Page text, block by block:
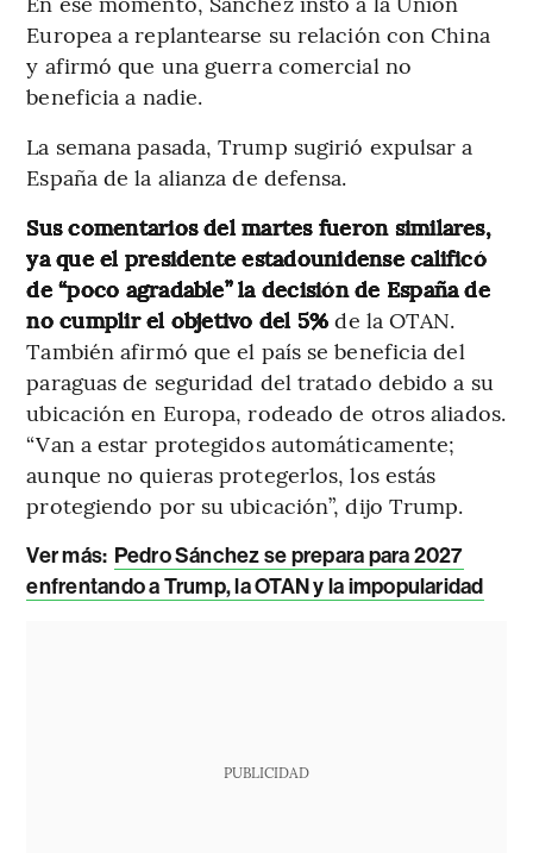
Europea a replantearse su relación con China
y afirmó que una guerra comercial no
beneficia a nadie.
La semana pasada, Trump sugirió expulsar a
España de la alianza de defensa.
Sus comentarios del martes fueron similares,
ya que el presidente estadounidense calificó
de “poco agradable” la decisión de España de
no cumplir el objetivo del 5% de la OTAN.
También afirmó que el país se beneficia del
paraguas de seguridad del tratado debido a su
ubicación en Europa, rodeado de otros aliados.
“Van a estar protegidos automáticamente;
aunque no quieras protegerlos, los estás
protegiendo por su ubicación”, dijo Trump.
Ver más: Pedro Sánchez se prepara para 2027
enfrentando a Trump, la OTAN y la impopularidad
PUBLICIDAD